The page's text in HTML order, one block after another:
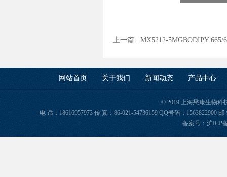
上一篇 : MX5212-5MGBODIPY
网站首页 关于我们 新闻动态 产品中心
© 2019 上海懋康生物科
电 话：18616957973 传 真：86-021-54736159 QQ号码：1563822900
备案号： 沪ICP